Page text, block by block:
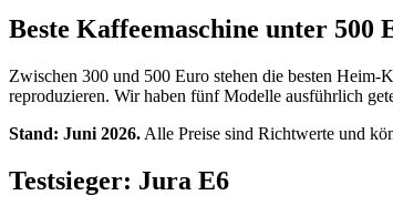
Beste Kaffeemaschine unter 500
Zwischen 300 und 500 Euro stehen die besten
reproduzieren. Wir haben fünf Modelle ausführlich
Stand: Juni 2026. Alle Preise sind Richtwerte und
Testsieger: Jura E6